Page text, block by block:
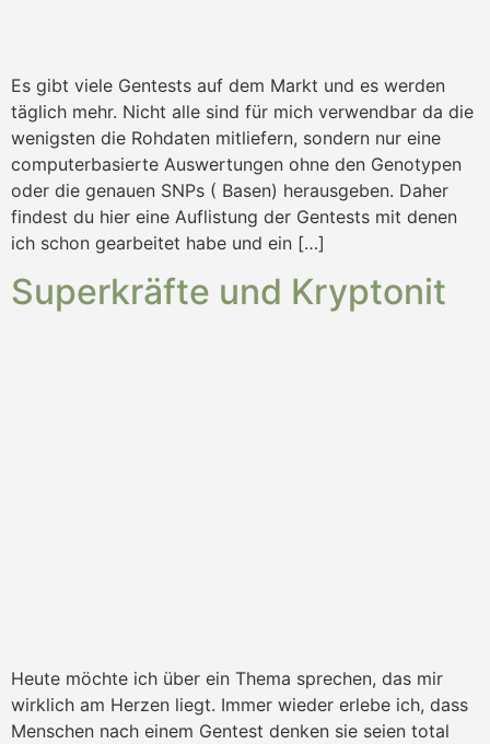
Es gibt viele Gentests auf dem Markt und es werden
täglich mehr. Nicht alle sind für mich verwendbar da die
wenigsten die Rohdaten mitliefern, sondern nur eine
computerbasierte Auswertungen ohne den Genotypen
oder die genauen SNPs ( Basen) herausgeben. Daher
findest du hier eine Auflistung der Gentests mit denen
ich schon gearbeitet habe und ein […]
Superkräfte und Kryptonit
Heute möchte ich über ein Thema sprechen, das mir
wirklich am Herzen liegt. Immer wieder erlebe ich, dass
Menschen nach einem Gentest denken sie seien total